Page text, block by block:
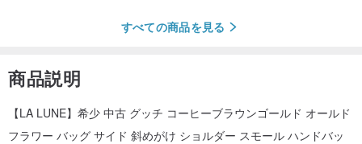
すべての商品を見る
商品説明
【LA LUNE】希少 中古 グッチ コーヒーブラウンゴールド オールド
フラワー バッグ サイド 斜めがけ ショルダー スモール ハンドバッ